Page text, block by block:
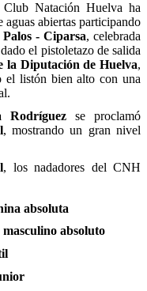
Natación Huelva ha
abiertas participando
- Ciparsa, celebrada
el pistoletazo de salida
la Diputación de Huelva,
listón bien alto con una
Rodríguez se proclamó
, mostrando un gran nivel
, los nadadores del CNH
absoluta
masculino absoluto